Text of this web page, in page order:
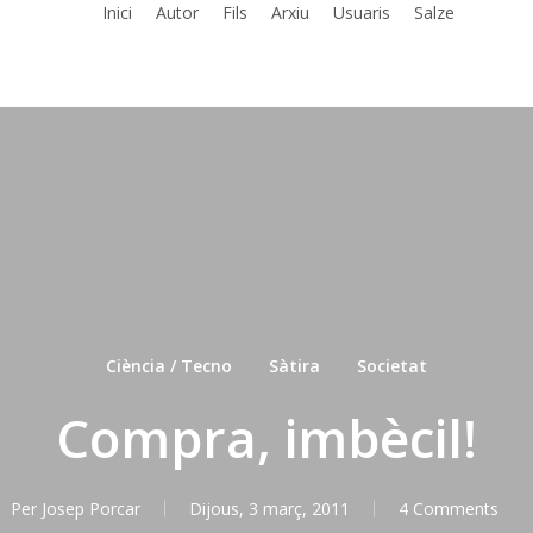
Inici Autor Fils Arxiu Usuaris Salze
Ciència / Tecno Sàtira Societat
Compra, imbècil!
Per Josep Porcar Dijous, 3 març, 2011 4 Comments